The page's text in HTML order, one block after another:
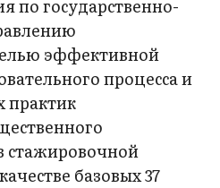
по государственно-
эффективной
процесса и
практик
стажировочной
базовых 37